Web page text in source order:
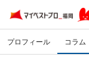
プロフィール コラム